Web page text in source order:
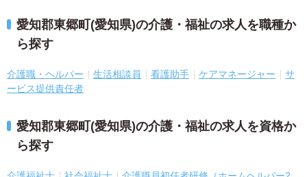
愛知郡東郷町(愛知県)の介護・福祉の求人を職種か
ら探す
介護職・ヘルパー 生活相談員 看護助手 ケアマネージャー
サ
ービス提供責任者
愛知郡東郷町(愛知県)の介護・福祉の求人を資格か
ら探す